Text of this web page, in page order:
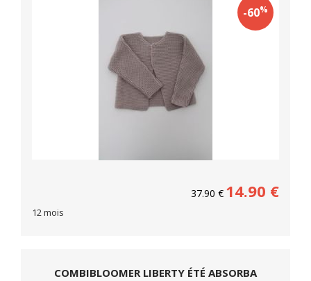
-60%
37.90 € 14.90 €
12 mois
COMBIBLOOMER LIBERTY ÉTÉ ABSORBA